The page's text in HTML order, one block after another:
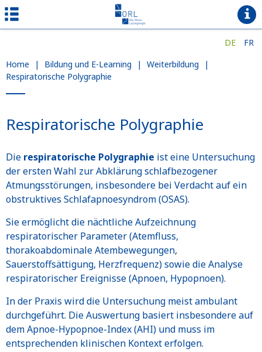
DE
FR
Home
| Bildung und E-Learning | Weiterbildung
|
Respiratorische Polygraphie
Respiratorische Polygraphie
Die respiratorische Polygraphie ist eine Untersuchung
der ersten Wahl zur Abklärung schlafbezogener
Atmungsstörungen, insbesondere bei Verdacht auf ein
obstruktives Schlafapnoesyndrom (OSAS).
Sie ermöglicht die nächtliche Aufzeichnung
respiratorischer Parameter (Atemfluss,
thorakoabdominale Atembewegungen,
Sauerstoffsättigung, Herzfrequenz) sowie die Analyse
respiratorischer Ereignisse (Apnoen, Hypopnoen).
In der Praxis wird die Untersuchung meist ambulant
durchgeführt. Die Auswertung basiert insbesondere auf
dem Apnoe-Hypopnoe-Index (AHI) und muss im
entsprechenden klinischen Kontext erfolgen.